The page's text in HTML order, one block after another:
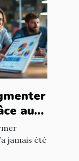
au
jamais été